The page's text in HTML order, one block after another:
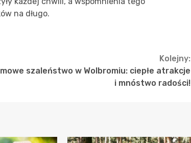
na długo.
Kolejny:
szaleństwo w Wolbromiu: ciepłe atrakcje
i mnóstwo radości!